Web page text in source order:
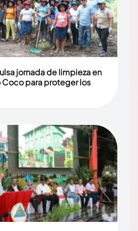
jornada de limpieza en
Coco para proteger los